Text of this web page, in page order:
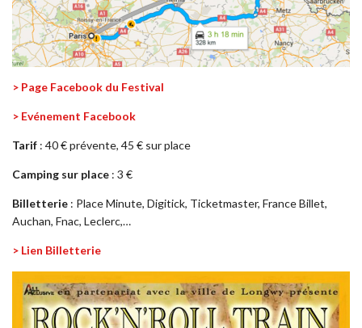
> Page Facebook du Festival
> Evénement Facebook
Tarif : 40 € prévente, 45 € sur place
Camping sur place : 3 €
Billetterie : Place Minute, Digitick, Ticketmaster, France Billet,
Auchan, Fnac, Leclerc,…
> Lien Billetterie